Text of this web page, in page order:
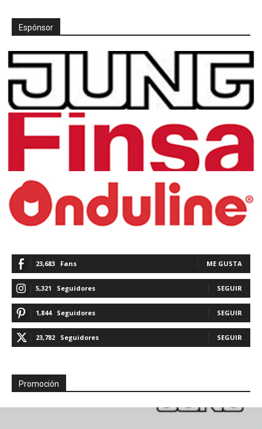
Espónsor
23,683 Fans ME GUSTA
5,321 Seguidores SEGUIR
1,844 Seguidores SEGUIR
23,782 Seguidores SEGUIR
Promoción